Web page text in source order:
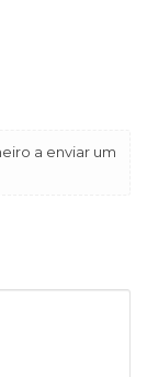
a enviar um